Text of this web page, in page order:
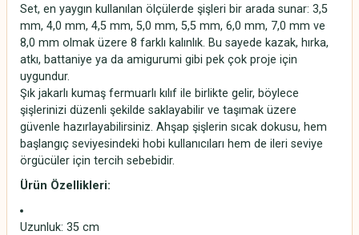
Set, en yaygın kullanılan ölçülerde şişleri bir arada sunar: 3,5
mm, 4,0 mm, 4,5 mm, 5,0 mm, 5,5 mm, 6,0 mm, 7,0 mm ve
8,0 mm olmak üzere 8 farklı kalınlık. Bu sayede kazak, hırka,
atkı, battaniye ya da amigurumi gibi pek çok proje için
uygundur.
Şık jakarlı kumaş fermuarlı kılıf ile birlikte gelir, böylece
şişlerinizi düzenli şekilde saklayabilir ve taşımak üzere
güvenle hazırlayabilirsiniz. Ahşap şişlerin sıcak dokusu, hem
başlangıç seviyesindeki hobi kullanıcıları hem de ileri seviye
örgücüler için tercih sebebidir.
Ürün Özellikleri:
Uzunluk: 35 cm